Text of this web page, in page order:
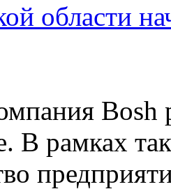
области
Bosh
В рамках